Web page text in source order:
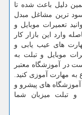
دلیل باعث شده تا
ترین مشاغل مبدل
تعمیرات موبایل و
وارد این بازار کار
های عیب یابی و
موبایل و تبلت به
در آموزشگاه معتبر
مهارت آموزی کنید.
های پیشرو و
و تبلت میزبان شما